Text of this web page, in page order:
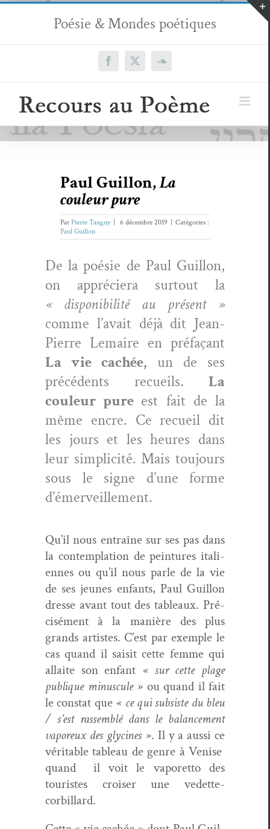
Passer
contenu
Poésie & Mondes poétiques
Facebook
X SoundCloud
Paul Guillon,La
couleur pure
ParPierre Tanguy 6 décembre 2019
Catégories :
Paul Guillon
De la poésie de Paul Guil­lon,
on appréciera surtout la
« disponi­bil­ité au présent »
comme l’avait déjà dit Jean-
Pierre Lemaire en pré­façant
La vie cachée, un de ses
précé­dents recueils. La
couleur pure est fait de la
même encre. Ce recueil dit
les jours et les heures dans
leur sim­plic­ité. Mais tou­jours
sous le signe d’une forme
d’émerveillement.
Qu’il nous entraîne sur ses pas dans
la con­tem­pla­tion de pein­tures ital­i­
ennes ou qu’il nous par­le de la vie
de ses jeunes enfants, Paul Guil­lon
dresse avant tout des tableaux. Pré­
cisé­ment à la manière des plus
grands artistes. C’est par exem­ple le
cas quand il saisit cette femme qui
allaite son enfant « sur cette plage
publique minus­cule » ou quand il fait
le con­stat que « ce qui sub­siste du bleu
/ s’est rassem­blé dans le bal­ance­ment
vaporeux des glycines ». Il y a aus­si ce
véri­ta­ble tableau de genre à Venise
quand il voit le vaporet­to des
touristes crois­er une vedette-
corbillard.